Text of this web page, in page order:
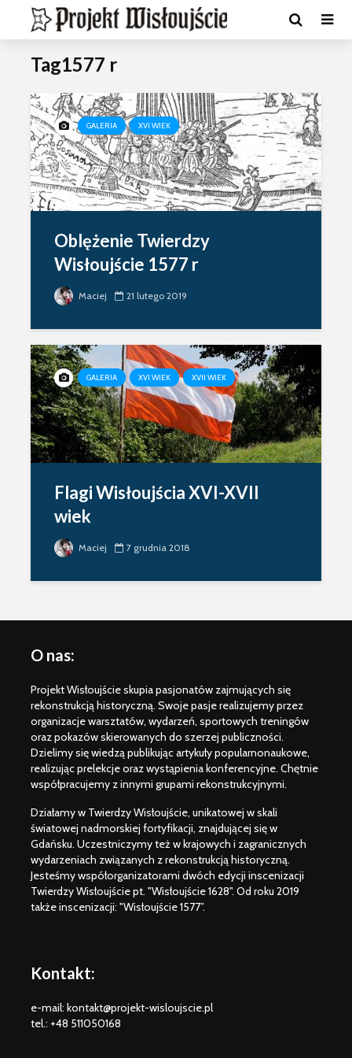
Tag1577 r
GALERIA XVI WIEK
Oblężenie Twierdzy
Wisłoujście 1577 r
Maciej 21 lutego 2019
GALERIA XVI WIEK XVII WIEK
Flagi Wisłoujścia XVI-XVII
wiek
Maciej 7 grudnia 2018
O nas:
Projekt Wisłoujście skupia pasjonatów zajmujących się
rekonstrukcją historyczną. Swoje pasje realizujemy przez
organizacje warsztatów, wydarzeń, sportowych treningów
oraz pokazów skierowanych do szerzej publiczności.
Dzielimy się wiedzą publikując artykuły popularnonaukowe,
realizując prelekcje oraz wystąpienia konferencyjne. Chętnie
współpracujemy z innymi grupami rekonstrukcyjnymi.
Działamy w Twierdzy Wisłoujście, unikatowej w skali
światowej nadmorskiej fortyfikacji, znajdującej się w
Gdańsku. Uczestniczymy też w krajowych i zagranicznych
wydarzeniach związanych z rekonstrukcją historyczną.
Jesteśmy współorganizatorami dwóch edycji inscenizacji
Twierdzy Wisłoujście pt. "Wisłoujście 1628". Od roku 2019
także inscenizacji: "Wisłoujście 1577”.
Kontakt:
e-mail: kontakt@projekt-wisloujscie.pl
tel.: +48 511050168
Wisłoujście 1628 /
2025 Informacje